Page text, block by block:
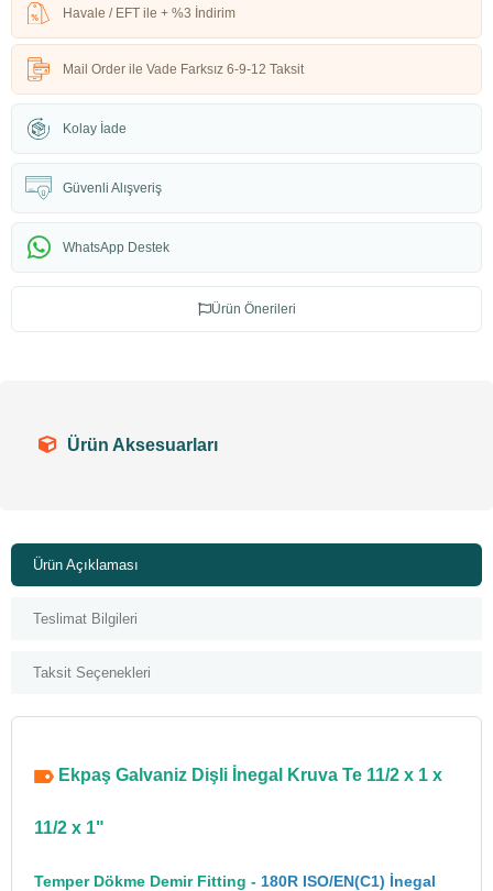
Havale / EFT ile + %3 İndirim
Mail Order ile Vade Farksız 6-9-12 Taksit
Kolay İade
Güvenli Alışveriş
WhatsApp Destek
Ürün Önerileri
Ürün Aksesuarları
Ürün Açıklaması
Teslimat Bilgileri
Taksit Seçenekleri
Ekpaş Galvaniz Dişli İnegal Kruva Te 11/2 x 1 x
11/2 x 1"
Temper Dökme Demir Fitting - 180R ISO/EN(C1) İnegal